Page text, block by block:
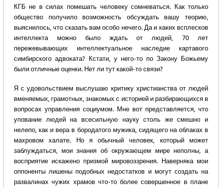
КГБ не в силах помешать человеку сомневаться. Как только
общество получило возможность обсуждать вашу теорию,
выяснилось, что сказать вам особо нечего. Да и каких всплесков
интеллекта можно было ждать от людей, 70 лет
пережевывающих интеллектуальное наследие картавого
симбирского адвоката? Кстати, у него-то по Закону Божьему
были отличные оценки. Нет ли тут какой-то связи?
Я с удовольствием выслушаю критику христианства от людей
вменяемых, грамотных, знакомых с историей и разбирающихся в
вопросах управления социумом. Мне вот представляется, что
упование людей на всесильную науку столь же смешно и
нелепо, как и вера в бородатого мужика, сидящего на облаках в
махровом халате. Но я обычный человек, который может
заблуждаться, мои знания об окружающем мире неполны, а
восприятие искажено призмой мировоззрения. Наверняка мои
оппоненты лишены подобных недостатков и могут создать на
развалинах чужих храмов что-то более совершенное в плане